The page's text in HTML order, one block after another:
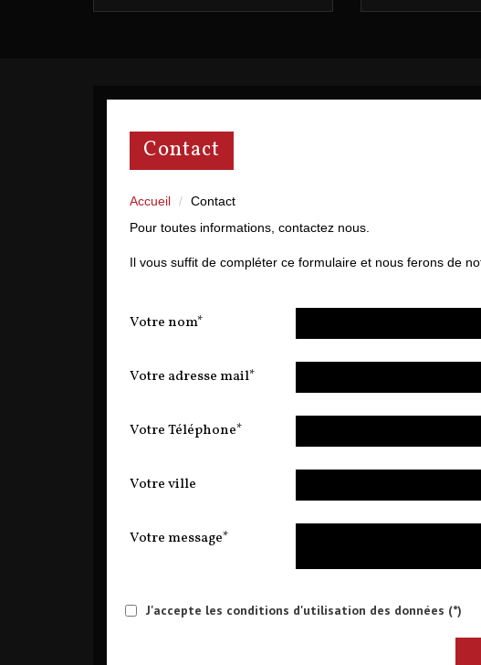
contact
Accueil
Contact
Pour toutes informations, contactez nous.
Il vous suffit de compléter ce formulaire et nous ferons de
Votre nom*
Votre adresse mail*
Votre Téléphone*
Votre ville
Votre message*
J'accepte les conditions d'utilisation des données (*)